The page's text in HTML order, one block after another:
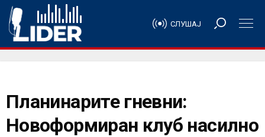
СЛУШАЈ
Планинарите гневни:
Новоформиран клуб насилно